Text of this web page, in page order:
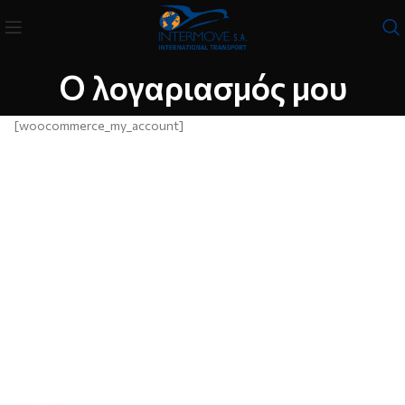
Ο λογαριασμός μου
[woocommerce_my_account]